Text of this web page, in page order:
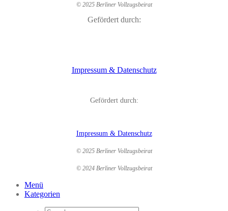
© 2025 Berliner Vollzugsbeirat
Gefördert durch:
Impressum & Datenschutz
Gefördert durch:
Impressum & Datenschutz
© 2025 Berliner Vollzugsbeirat
© 2024 Berliner Vollzugsbeirat
Menü
Kategorien